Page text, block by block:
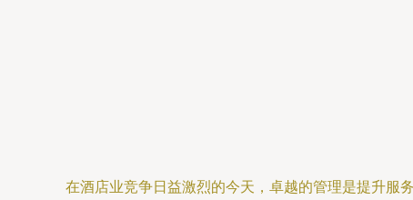
在酒店业竞争日益激烈的今天，卓越的管理是提升服